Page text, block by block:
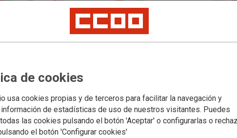
de cookies
usa cookies propias y de terceros para facilitar la navegación y
de estadísticas de uso de nuestros visitantes. Puedes
las cookies pulsando el botón 'Aceptar' o configurarlas o
el botón 'Configurar cookies'
Universidad Privada Política Educativa
convocatoria de concurso de